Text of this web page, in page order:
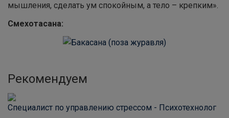
мышления, сделать ум спокойным, а тело – крепким».
Смехотасана:
Рекомендуем
Специалист по управлению стрессом - Психотехнолог